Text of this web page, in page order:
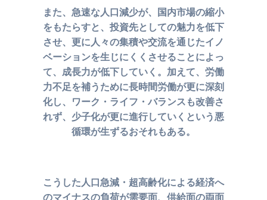
また、急速な人口減少が、国内市場の縮小
をもたらすと、 投資先としての魅力を低下
させ、更に人々の集積や交流を通じたイノ
ベーションを生じにくくさせることによっ
て、 成長力が低下していく。加えて、労働
力不足を補うために長時間労働が更に深刻
化し、ワーク・ライフ・バランスも改善さ
れず、少子化が更に進行していくという悪
循環が生ずるおそれもある。
こうした人口急減・超高齢化による経済へ
のマイナスの負荷が需要面、供給面の両面